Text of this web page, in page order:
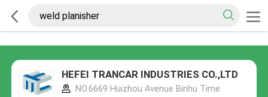
HEFEI TRANCAR INDUSTRIES CO.,LTD
NO.6669 Huizhou Avenue Binhu Time